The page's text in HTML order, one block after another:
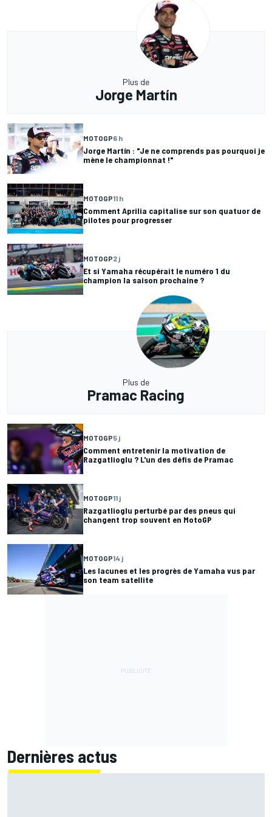
Plus de
Jorge Martín
MOTOGP6 h
Jorge Martín : "Je ne comprends pas pourquoi je
mène le championnat !"
MOTOGP11 h
Comment Aprilia capitalise sur son quatuor de
pilotes pour progresser
MOTOGP2 j
Et si Yamaha récupérait le numéro 1 du
champion la saison prochaine ?
Plus de
Pramac Racing
MOTOGP5 j
Comment entretenir la motivation de
Razgatlioglu ? L'un des défis de Pramac
MOTOGP11 j
Razgatlioglu perturbé par des pneus qui
changent trop souvent en MotoGP
MOTOGP14 j
Les lacunes et les progrès de Yamaha vus par
son team satellite
Dernières actus